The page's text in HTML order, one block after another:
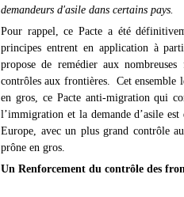
demandeurs d'asile dans certains pays.
Pour rappel, ce Pacte a été
principes entrent en application à
propose de remédier aux
contrôles aux frontières. Cet
en gros, ce Pacte anti-migration qui
l’immigration et la demande d’asile est
Europe, avec un plus grand contrôle
prône en gros.
Un Renforcement du contrôle des